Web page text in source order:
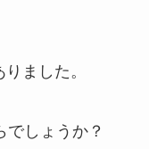
ました。
でしょうか？